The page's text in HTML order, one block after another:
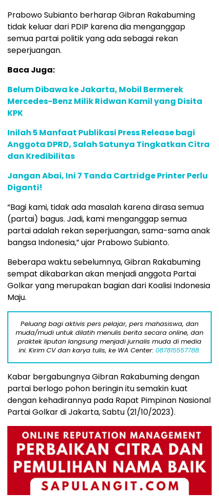
Prabowo Subianto berharap Gibran Rakabuming
tidak keluar dari PDIP karena dia menganggap
semua partai politik yang ada sebagai rekan
seperjuangan.
Baca Juga:
Belum Dibawa ke Jakarta, Mobil Bermerek
Mercedes-Benz Milik Ridwan Kamil yang Disita
KPK
Inilah 5 Manfaat Publikasi Press Release bagi
Anggota DPRD, Salah Satunya Tingkatkan Citra
dan Kredibilitas
Jangan Abai, Ini 7 Tanda Cartridge Printer Perlu
Diganti!
“Bagi kami, tidak ada masalah karena dirasa semua
(partai) bagus. Jadi, kami menganggap semua
partai adalah rekan seperjuangan, sama-sama anak
bangsa Indonesia,” ujar Prabowo Subianto.
Beberapa waktu sebelumnya, Gibran Rakabuming
sempat dikabarkan akan menjadi anggota Partai
Golkar yang merupakan bagian dari Koalisi Indonesia
Maju.
Peluang bagi aktivis pers pelajar, pers mahasiswa, dan
muda/mudi untuk dilatih menulis berita secara online, dan
praktek liputan langsung menjadi jurnalis muda di media
ini. Kirim CV dan karya tulis, ke WA Center: 087815557788.
Kabar bergabungnya Gibran Rakabuming dengan
partai berlogo pohon beringin itu semakin kuat
dengan kehadirannya pada Rapat Pimpinan Nasional
Partai Golkar di Jakarta, Sabtu (21/10/2023).